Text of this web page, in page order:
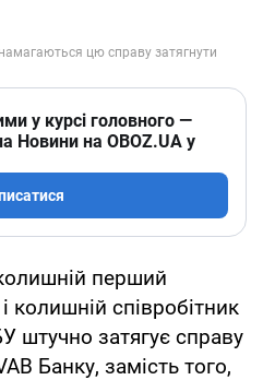
у курсі головного —
Новини на OBOZ.UA у
перший
колишній співробітник
затягує справу
Банку, замість того,